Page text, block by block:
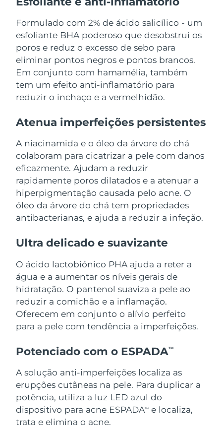
Formulado com 2% de ácido salicílico - um
esfoliante BHA poderoso que desobstrui os
poros e reduz o excesso de sebo para
eliminar pontos negros e pontos brancos.
Em conjunto com hamamélia, também
tem um efeito anti-inflamatório para
reduzir o inchaço e a vermelhidão.
Atenua imperfeições persistentes
A niacinamida e o óleo da árvore do chá
colaboram para cicatrizar a pele com danos
eficazmente. Ajudam a reduzir
rapidamente poros dilatados e a atenuar a
hiperpigmentação causada pelo acne. O
óleo da árvore do chá tem propriedades
antibacterianas, e ajuda a reduzir a infeção.
Ultra delicado e suavizante
O ácido lactobiónico PHA ajuda a reter a
água e a aumentar os níveis gerais de
hidratação. O pantenol suaviza a pele ao
reduzir a comichão e a inflamação.
Oferecem em conjunto o alívio perfeito
para a pele com tendência a imperfeições.
Potenciado com o ESPADATM
A solução anti-imperfeições localiza as
erupções cutâneas na pele. Para duplicar a
potência, utiliza a luz LED azul do
dispositivo para acne ESPADATM
e localiza,
trata e elimina o acne.
Omã Entrega prevista
Filipinas Entrega prevista 8/11/26
Polônia Entrega prevista
Portugal Entrega prevista 8/8/26
Porto Rico Entrega prevista
Catar Entrega prevista8/9/26
Reunião Entrega prevista 8/13/26
Romênia Entrega prevista
Rússia Entrega prevista 8/16/26
Arábia Saudita Entrega prevista8/9/26
Singapura Entrega prevista
Eslováquia Entrega prevista8/8/26
Eslovênia Entrega prevista8/8/26
África do Sul Entrega prevista 8/16/26
Coreia do Sul Entrega prevista
Espanha Entrega prevista
Suécia Entrega prevista
Suíça
Taiwan